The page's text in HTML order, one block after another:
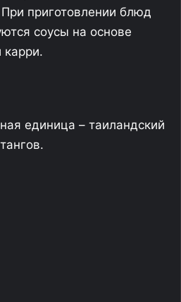
приготовлении блюд
соусы на основе
карри.
единица – таиландский